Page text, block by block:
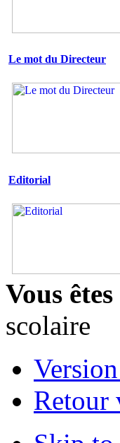
Le mot du Directeur
Editorial
Vous
scolaire
Retour